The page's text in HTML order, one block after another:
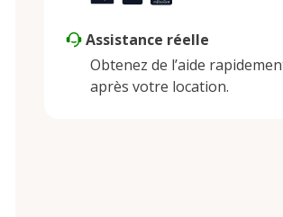
Assistance réelle
Obtenez de l’aide
après votre location.